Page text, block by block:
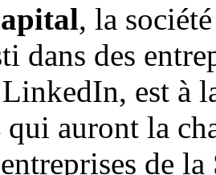
, la
dans des
est à
qui auront la
de